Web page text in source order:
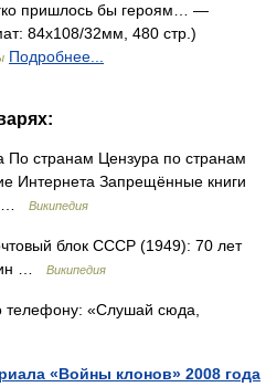
пришлось бы героям… —
84x108/32мм, 480 стр.)
Подробнее...
странам Цензура по странам
Интернета Запрещённые книги
…
Википедия
блок СССР (1949): 70 лет
…
Википедия
«Слушай сюда,
«Войны клонов» 2008 года